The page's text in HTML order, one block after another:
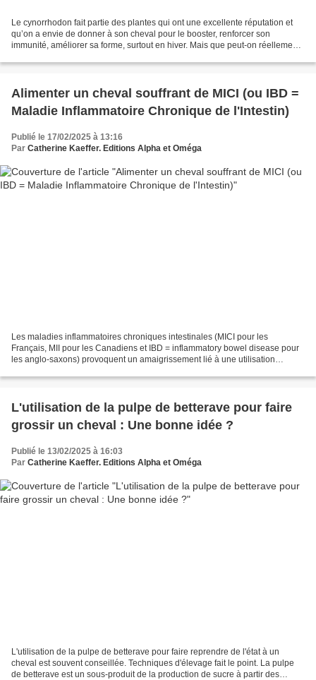
Le cynorrhodon fait partie des plantes qui ont une excellente réputation et
qu’on a envie de donner à son cheval pour le booster, renforcer son
immunité, améliorer sa forme, surtout en hiver. Mais que peut-on réellement
Alimenter un cheval souffrant de MICI (ou IBD =
Maladie Inflammatoire Chronique de l'Intestin)
Publié le 17/02/2025 à 13:16
Par Catherine Kaeffer. Editions Alpha et Oméga
Les maladies inflammatoires chroniques intestinales (MICI pour les
Français, MII pour les Canadiens et IBD = inflammatory bowel disease pour
les anglo-saxons) provoquent un amaigrissement lié à une utilisation
L'utilisation de la pulpe de betterave pour faire
grossir un cheval : Une bonne idée ?
Publié le 13/02/2025 à 16:03
Par Catherine Kaeffer. Editions Alpha et Oméga
L'utilisation de la pulpe de betterave pour faire reprendre de l'état à un
cheval est souvent conseillée. Techniques d'élevage fait le point. La pulpe
de betterave est un sous-produit de la production de sucre à partir des